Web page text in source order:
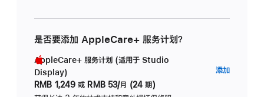
是否要添加 AppleCare+ 服务计划？
AppleCare+ 服务计划 (适用于 Studio
Display)
RMB 1,249 或 RMB 53/月 (24 期)
添加